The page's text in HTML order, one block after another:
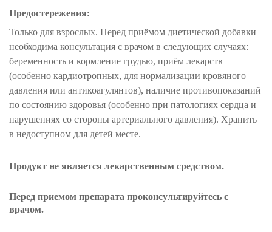
Предостережения:
Только для взрослых. Перед приёмом диетической добавки
необходима консультация с врачом в следующих случаях:
беременность и кормление грудью, приём лекарств
(особенно кардиотропных, для нормализации кровяного
давления или антикоагулянтов), наличие противопоказаний
по состоянию здоровья (особенно при патологиях сердца и
нарушениях со стороны артериального давления). Хранить
в недоступном для детей месте.
Продукт не является лекарственным средством.
Перед приемом препарата проконсультируйтесь с
врачом.